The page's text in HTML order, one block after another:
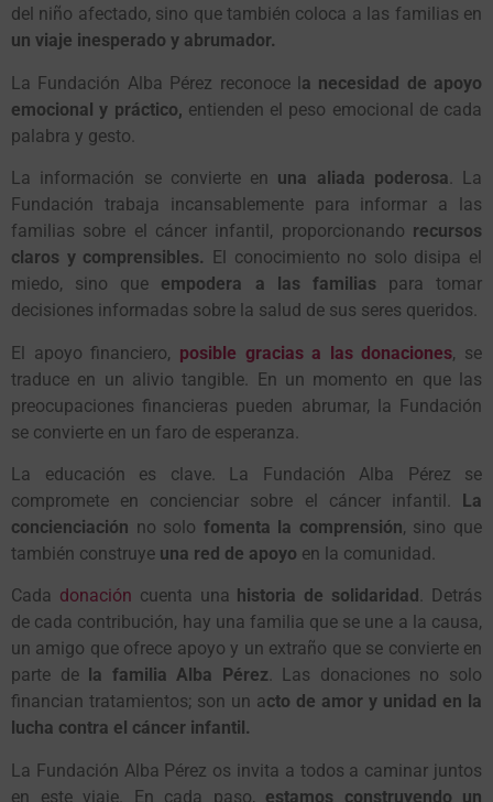
del niño afectado, sino que también coloca a las familias en
un viaje inesperado y abrumador.
La Fundación Alba Pérez reconoce la necesidad de apoyo
emocional y práctico, entienden el peso emocional de cada
palabra y gesto.
La información se convierte en una aliada poderosa. La
Fundación trabaja incansablemente para informar a las
familias sobre el cáncer infantil, proporcionando recursos
claros y comprensibles.
El conocimiento no solo disipa el
miedo, sino que empodera a las familias para tomar
decisiones informadas sobre la salud de sus seres queridos.
El apoyo financiero, posible gracias a las donaciones, se
traduce en un alivio tangible. En un momento en que las
preocupaciones financieras pueden abrumar, la Fundación
se convierte en un faro de esperanza.
La educación es clave. La Fundación Alba Pérez se
compromete en concienciar sobre el cáncer infantil. La
concienciación no solo fomenta la comprensión, sino que
también construye una red de apoyo en la comunidad.
Cada donación cuenta una historia de solidaridad . Detrás
de cada contribución, hay una familia que se une a la causa,
un amigo que ofrece apoyo y un extraño que se convierte en
parte de
la familia Alba Pérez. Las donaciones no solo
financian tratamientos; son un acto de amor y unidad en la
lucha contra el cáncer infantil.
La Fundación Alba Pérez os invita a todos a caminar juntos
en este viaje. En cada paso, estamos construyendo un